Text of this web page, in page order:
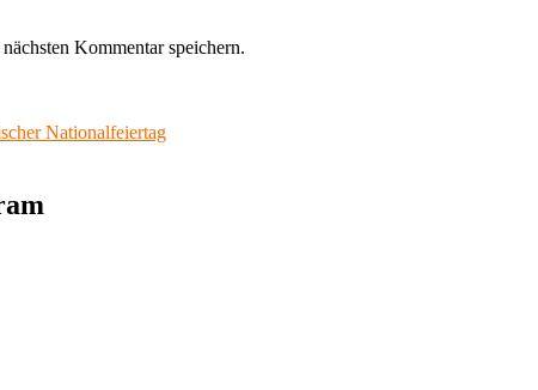
Kommentar speichern.
Nationalfeiertag